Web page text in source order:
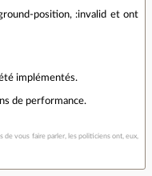
position, :invalid et ont
implémentés.
de performance.
de vous faire parler, les politiciens ont, eux,